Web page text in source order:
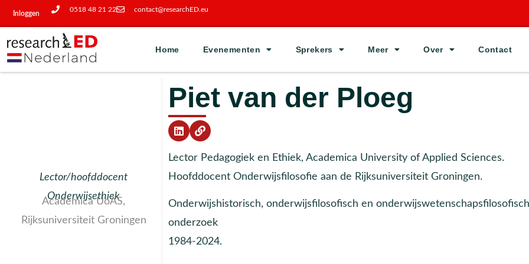
Inloggen
0518 48 21 22 contact@researchED.eu
Home Evenementen Sprekers Meer Over Contact
Lector/hoofddocent
Onderwijsethiek
Academica UoAS,
Rijksuniversiteit Groningen
Piet van der Ploeg
Lector Pedagogiek en Ethiek, Academica University of Applied Sciences.
Hoofddocent Onderwijsfilosofie aan de Rijksuniversiteit Groningen.
Onderwijshistorisch, onderwijsfilosofisch en onderwijswetenschapsfilosofisch
onderzoek
1984-2024.